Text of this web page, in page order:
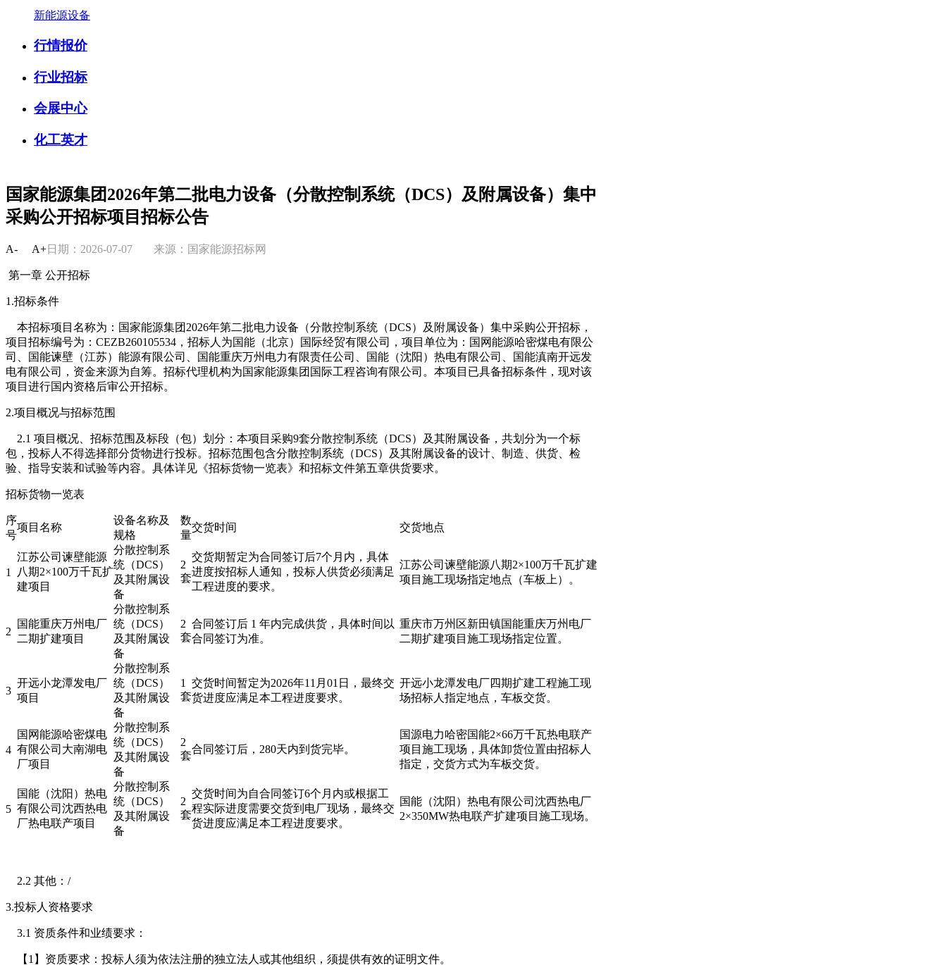
新能源设备
行情报价
行业招标
会展中心
化工英才
国家能源集团2026年第二批电力设备（分散控制系统（DCS）及附属设备）集中
采购公开招标项目招标公告
A- A+日期：2026-07-07 来源：国家能源招标网
第一章 公开招标
1.招标条件
本招标项目名称为：国家能源集团2026年第二批电力设备（分散控制系统（DCS）及附属设备）集中采购公开招标，
项目招标编号为：CEZB260105534，招标人为国能（北京）国际经贸有限公司，项目单位为：国网能源哈密煤电有限公
司、国能谏壁（江苏）能源有限公司、国能重庆万州电力有限责任公司、国能（沈阳）热电有限公司、国能滇南开远发
电有限公司，资金来源为自筹。招标代理机构为国家能源集团国际工程咨询有限公司。本项目已具备招标条件，现对该
项目进行国内资格后审公开招标。
2.项目概况与招标范围
2.1 项目概况、招标范围及标段（包）划分：本项目采购9套分散控制系统（DCS）及其附属设备，共划分为一个标
包，投标人不得选择部分货物进行投标。招标范围包含分散控制系统（DCS）及其附属设备的设计、制造、供货、检
验、指导安装和试验等内容。具体详见《招标货物一览表》和招标文件第五章供货要求。
招标货物一览表
序
号
项目名称
设备名称及
规格
数
量
交货时间 交货地点
1
江苏公司谏壁能源
八期2×100万千瓦扩
建项目
分散控制系
统（DCS）
及其附属设
备
2
套
交货期暂定为合同签订后7个月内，具体
进度按招标人通知，投标人供货必须满足
工程进度的要求。
江苏公司谏壁能源八期2×100万千瓦扩建
项目施工现场指定地点（车板上）。
2
国能重庆万州电厂
二期扩建项目
分散控制系
统（DCS）
及其附属设
备
2
套
合同签订后 1 年内完成供货，具体时间以
合同签订为准。
重庆市万州区新田镇国能重庆万州电厂
二期扩建项目施工现场指定位置。
3
开远小龙潭发电厂
项目
分散控制系
统（DCS）
及其附属设
备
1
套
交货时间暂定为2026年11月01日，最终交
货进度应满足本工程进度要求。
开远小龙潭发电厂四期扩建工程施工现
场招标人指定地点，车板交货。
4
国网能源哈密煤电
有限公司大南湖电
厂项目
分散控制系
统（DCS）
及其附属设
备
2
套
合同签订后，280天内到货完毕。
国源电力哈密国能2×66万千瓦热电联产
项目施工现场，具体卸货位置由招标人
指定，交货方式为车板交货。
5
国能（沈阳）热电
有限公司沈西热电
厂热电联产项目
分散控制系
统（DCS）
及其附属设
备
2
套
交货时间为自合同签订6个月内或根据工
程实际进度需要交货到电厂现场，最终交
货进度应满足本工程进度要求。
国能（沈阳）热电有限公司沈西热电厂
2×350MW热电联产扩建项目施工现场。
2.2 其他：/
3.投标人资格要求
3.1 资质条件和业绩要求：
【1】资质要求：投标人须为依法注册的独立法人或其他组织，须提供有效的证明文件。